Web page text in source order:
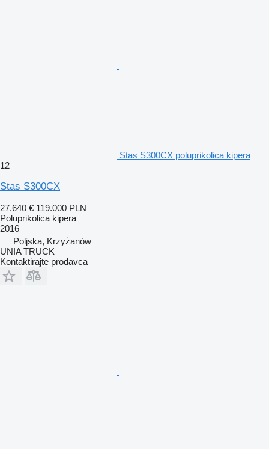
Stas S300CX poluprikolica kipera
12
Stas S300CX
27.640 € 119.000 PLN
Poluprikolica kipera
2016
Poljska, Krzyżanów
UNIA TRUCK
Kontaktirajte prodavca